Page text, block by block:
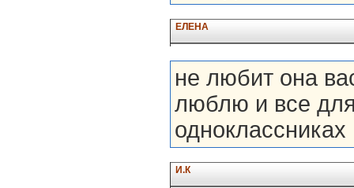
ЕЛЕНА
не любит она
люблю и все
И.К